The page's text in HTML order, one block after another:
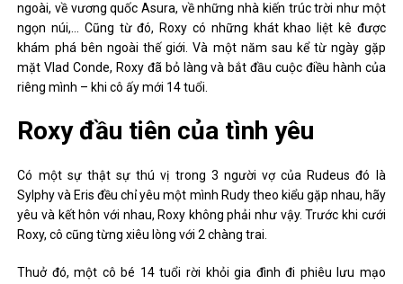
ngoài, về vương quốc Asura, về những nhà kiến ​​trúc trời như một
ngọn núi,… Cũng từ đó, Roxy có những khát khao liệt kê được
khám phá bên ngoài thế giới. Và một năm sau kể từ ngày gặp
mặt Vlad Conde, Roxy đã bỏ làng và bắt đầu cuộc điều hành của
riêng mình – khi cô ấy mới 14 tuổi.
Roxy đầu tiên của tình yêu
Có một sự thật sự thú vị trong 3 người vợ của Rudeus đó là
Sylphy và Eris đều chỉ yêu một mình Rudy theo kiểu gặp nhau, hãy
yêu và kết hôn với nhau, Roxy không phải như vậy. Trước khi cưới
Roxy, cô cũng từng xiêu lòng với 2 chàng trai.
Thuở đó, một cô bé 14 tuổi rời khỏi gia đình đi phiêu lưu mạo